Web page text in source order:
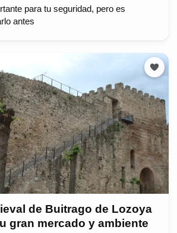
para tu seguridad, pero es
antes
de Buitrago de Lozoya
gran mercado y ambiente